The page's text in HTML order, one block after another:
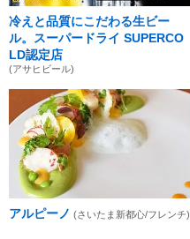
冷えと品質にこだわる生ビー
ル。スーパードライ SUPERCO
LD認定店
(アサヒビール)
アルピーノ (さいたま新都心/フレンチ)